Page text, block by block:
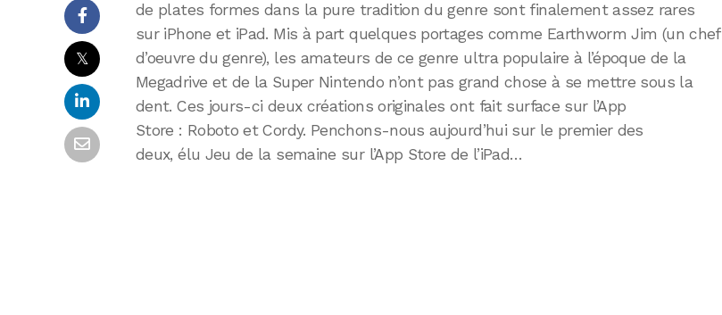
𝕏
de plates formes dans la pure tradition du genre sont finalement assez rares
sur iPhone et iPad. Mis à part quelques portages comme Earthworm Jim (un chef
d’oeuvre du genre), les amateurs de ce genre ultra populaire à l’époque de la
Megadrive et de la Super Nintendo n’ont pas grand chose à se mettre sous la
dent. Ces jours-ci deux créations originales ont fait surface sur l’App
Store : Roboto et Cordy. Penchons-nous aujourd’hui sur le premier des
deux, élu Jeu de la semaine sur l’App Store de l’iPad…